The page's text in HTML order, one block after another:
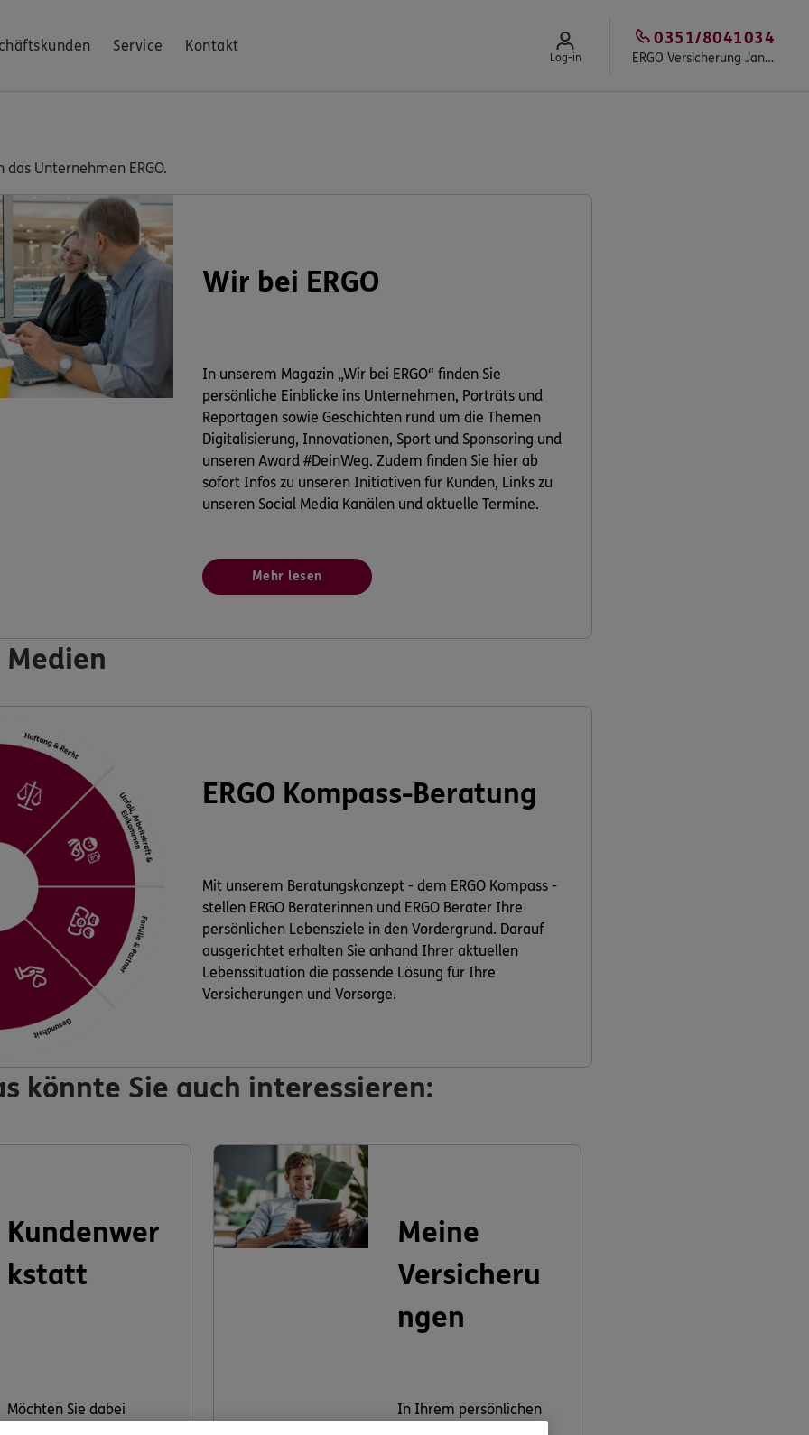
Service Kontakt
Log-in ERGO Versicherung Jan Apel
0351/8041034
Unternehmen ERGO.
Wir bei ERGO
In unserem Magazin „Wir bei ERGO“ finden Sie
persönliche Einblicke ins Unternehmen, Porträts und
Reportagen sowie Geschichten rund um die Themen
Digitalisierung, Innovationen, Sport und Sponsoring und
unseren Award #DeinWeg. Zudem finden Sie hier ab
sofort Infos zu unseren Initiativen für Kunden, Links zu
unseren Social Media Kanälen und aktuelle Termine.
Mehr lesen
Medien
ERGO Kompass-Beratung
Mit unserem Beratungskonzept - dem ERGO Kompass -
stellen ERGO Beraterinnen und ERGO Berater Ihre
persönlichen Lebensziele in den Vordergrund. Darauf
ausgerichtet erhalten Sie anhand Ihrer aktuellen
Lebenssituation die passende Lösung für Ihre
Versicherungen und Vorsorge.
könnte Sie auch interessieren:
Kundenwer
kstatt
Möchten Sie dabei
Meine
Versicheru
ngen
In Ihrem persönlichen